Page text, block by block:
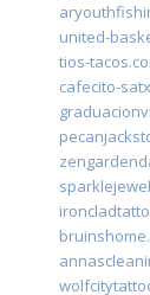
united-
tios-
cafecito-